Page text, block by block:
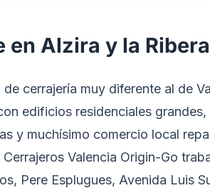
en Alzira y la
cerrajería muy diferente al de
edificios residenciales
y muchísimo comercio local
Valencia Origin-Go
Pere Esplugues, Avenida Luis